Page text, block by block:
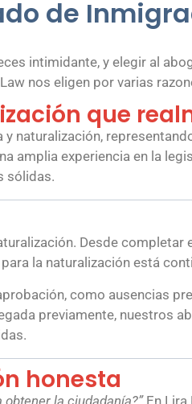
de
intimidante, y elegir al
nos eligen por varias
que
naturalización,
amplia experiencia en la
sólidas.
Desde completar
la naturalización está
como ausencias
previamente, nuestros
honesta